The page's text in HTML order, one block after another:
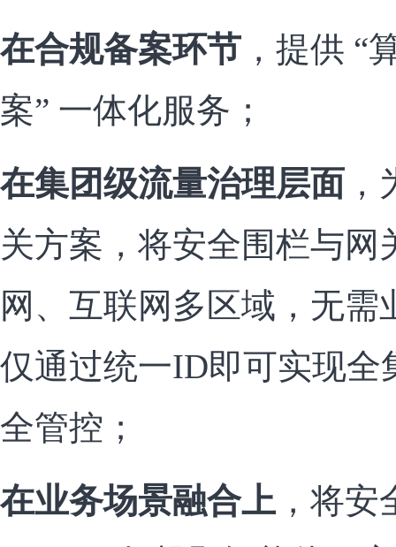
在合规备案环节 ，提供 “
案” 一体化服务；
在集团级流量治理层面
关方案，将安全围栏与网
网、互联网多区域，无
仅通过统一ID即可实现全
全管控；
在业务场景融合上 ，将